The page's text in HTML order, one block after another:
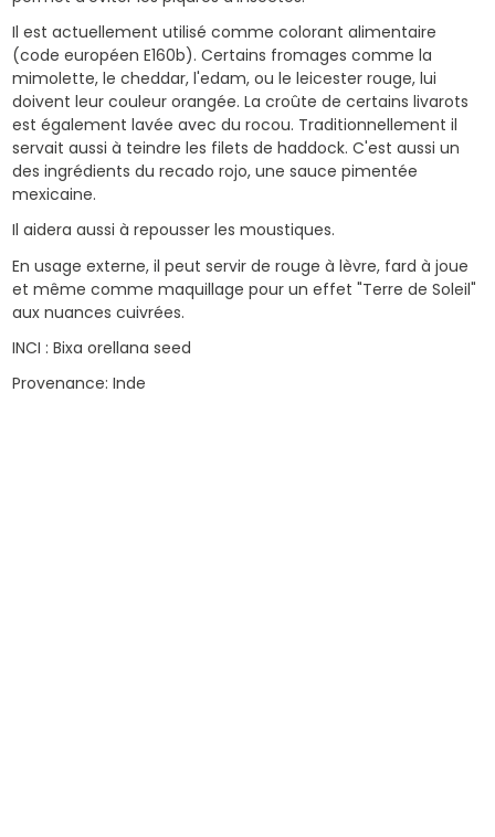
Il est actuellement utilisé comme colorant alimentaire
(code européen E160b). Certains fromages comme la
mimolette, le cheddar, l'edam, ou le leicester rouge, lui
doivent leur couleur orangée. La croûte de certains livarots
est également lavée avec du rocou. Traditionnellement il
servait aussi à teindre les filets de haddock. C'est aussi un
des ingrédients du recado rojo, une sauce pimentée
mexicaine.
Il aidera aussi à repousser les moustiques.
En usage externe, il peut servir de rouge à lèvre, fard à joue
et même comme maquillage pour un effet "Terre de Soleil"
aux nuances cuivrées.
INCI : Bixa orellana seed
Provenance: Inde